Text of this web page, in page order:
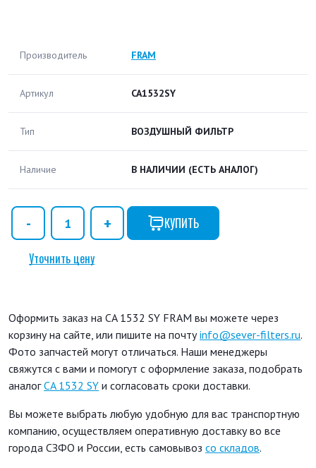
Производитель FRAM
Артикул CA1532SY
Тип ВОЗДУШНЫЙ ФИЛЬТР
Наличие В НАЛИЧИИ (ЕСТЬ АНАЛОГ)
КУПИТЬ
Уточнить цену
Оформить заказ на CA 1532 SY FRAM вы можете через
корзину на сайте, или пишите на почтуinfo@sever-filters.ru.
Фото запчастей могут отличаться. Наши менеджеры
свяжутся с вами и помогут с оформление заказа, подобрать
аналогCA 1532 SY и согласовать сроки доставки.
Вы можете выбрать любую удобную для вас транспортную
компанию, осуществляем оперативную доставку во все
города СЗФО и России, есть самовывоз со складов.